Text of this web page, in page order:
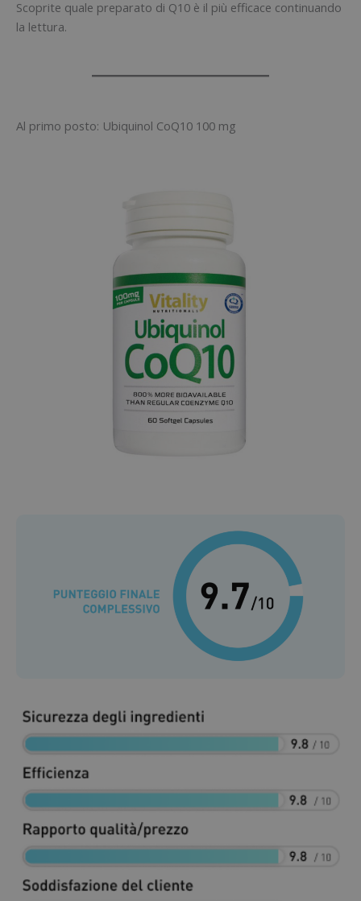
Scoprite quale preparato di Q10 è il più efficace continuando
la lettura.
Al primo posto: Ubiquinol CoQ10 100 mg